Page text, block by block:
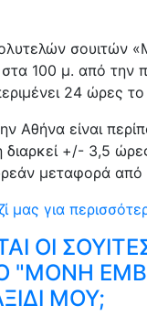
σουιτών
στα 100 μ. από την
24 ώρες
Αθήνα είναι
διαρκεί +/- 3,5
μεταφορά από
μας για
ΟΙ
"ΜΟΝΗ
ΜΟΥ;